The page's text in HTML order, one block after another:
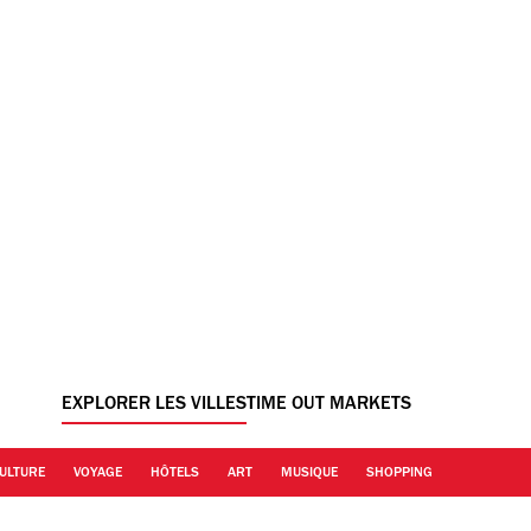
EXPLORER LES VILLESTIME OUT MARKETS
VOYAGE HÔTELS ART MUSIQUE SHOPPING